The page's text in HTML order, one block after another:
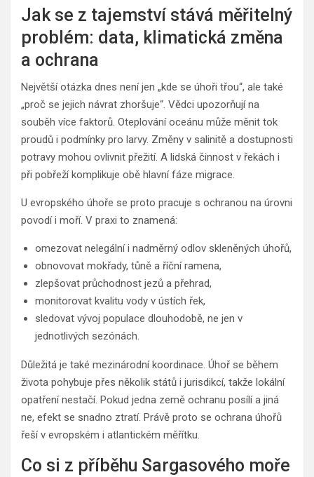
Jak se z tajemství stává měřitelný
problém: data, klimatická změna
a ochrana
Největší otázka dnes není jen „kde se úhoři třou“, ale také
„proč se jejich návrat zhoršuje“. Vědci upozorňují na
souběh více faktorů. Oteplování oceánu může měnit tok
proudů i podmínky pro larvy. Změny v salinitě a dostupnosti
potravy mohou ovlivnit přežití. A lidská činnost v řekách i
při pobřeží komplikuje obě hlavní fáze migrace.
U evropského úhoře se proto pracuje s ochranou na úrovni
povodí i moří. V praxi to znamená:
omezovat nelegální i nadměrný odlov skleněných úhořů,
obnovovat mokřady, tůně a říční ramena,
zlepšovat průchodnost jezů a přehrad,
monitorovat kvalitu vody v ústích řek,
sledovat vývoj populace dlouhodobě, ne jen v
jednotlivých sezónách.
Důležitá je také mezinárodní koordinace. Úhoř se během
života pohybuje přes několik států i jurisdikcí, takže lokální
opatření nestačí. Pokud jedna země ochranu posílí a jiná
ne, efekt se snadno ztratí. Právě proto se ochrana úhořů
řeší v evropském i atlantickém měřítku.
Co si z příběhu Sargasového moře